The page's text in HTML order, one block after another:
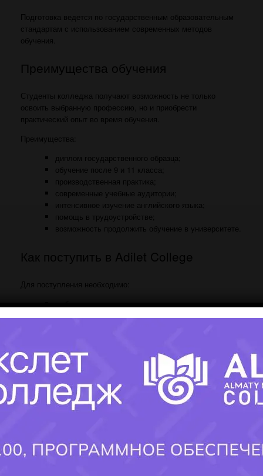
Подготовка ведется по государственным образовательным
стандартам с использованием современных методов
обучения.
Преимущества обучения
Студенты колледжа получают возможность не только
освоить выбранную профессию, но и приобрести
практический опыт во время обучения.
Преимущества:
диплом государственного образца;
обучение после 9 и 11 класса;
производственная практика;
современные учебные аудитории;
интенсивное изучение английского языка;
помощь в трудоустройстве;
возможность продолжить обучение в университете.
Как поступить в Adilet College
Для поступления необходимо:
подготовить документы;
правилам приема.
Прием осуществляется на основании среднего балла
документа об образовании. Полный перечень документов
публикуется приемной комиссией колледжа.
После окончанияAdilet Collegeвыпускники могут работать:
×